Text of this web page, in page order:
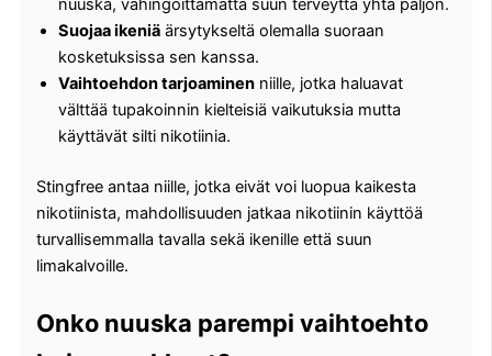
nuuska, vahingoittamatta suun terveyttä yhtä paljon.
Suojaa ikeniäärsytykseltä olemalla suoraan
kosketuksissa sen kanssa.
Vaihtoehdon tarjoaminenniille, jotka haluavat
välttää tupakoinnin kielteisiä vaikutuksia mutta
käyttävät silti nikotiinia.
Stingfree antaa niille, jotka eivät voi luopua kaikesta
nikotiinista, mahdollisuuden jatkaa nikotiinin käyttöä
turvallisemmalla tavalla sekä ikenille että suun
limakalvoille.
Onko nuuska parempi vaihtoehto